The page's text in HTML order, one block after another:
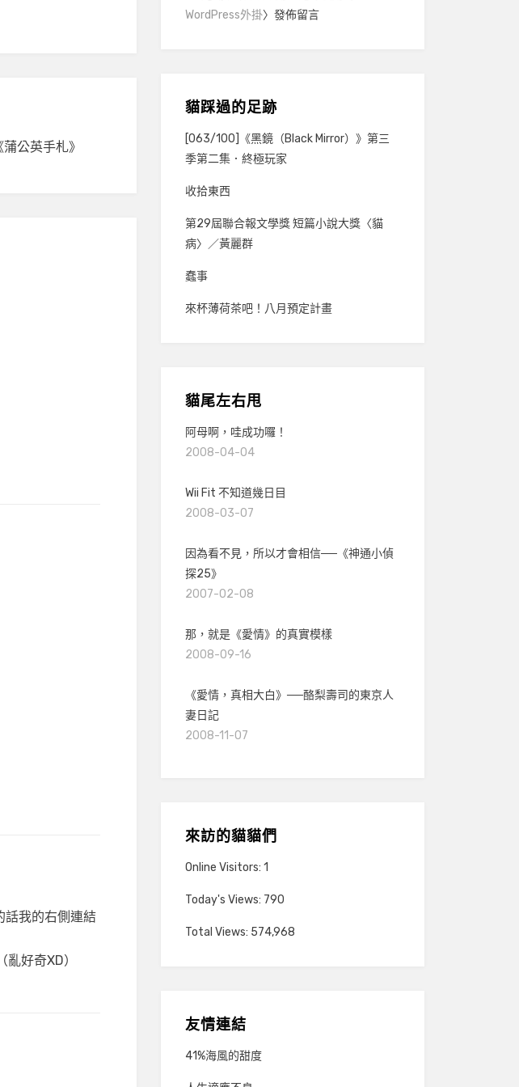
公英手札》
話我的右側連結
好奇XD）
WordPress外掛〉發佈留言
貓踩過的足跡
[063/100]《黑鏡（Black Mirror）》第三
季第二集．終極玩家
收拾東西
第29屆聯合報文學獎 短篇小說大獎〈貓
病〉／黃麗群
蠢事
來杯薄荷茶吧！八月預定計畫
貓尾左右甩
阿母啊，哇成功囉！
2008-04-04
Wii Fit 不知道幾日目
2008-03-07
因為看不見，所以才會相信──《神通小偵
探25》
2007-02-08
那，就是《愛情》的真實模樣
2008-09-16
《愛情，真相大白》──酪梨壽司的東京人
妻日記
2008-11-07
來訪的貓貓們
Online Visitors: 1
Today's Views: 790
Total Views: 574,968
友情連結
41%海風的甜度